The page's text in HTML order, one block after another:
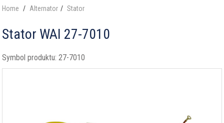
Home Alternator Stator
Stator WAI 27-7010
Symbol produktu: 27-7010